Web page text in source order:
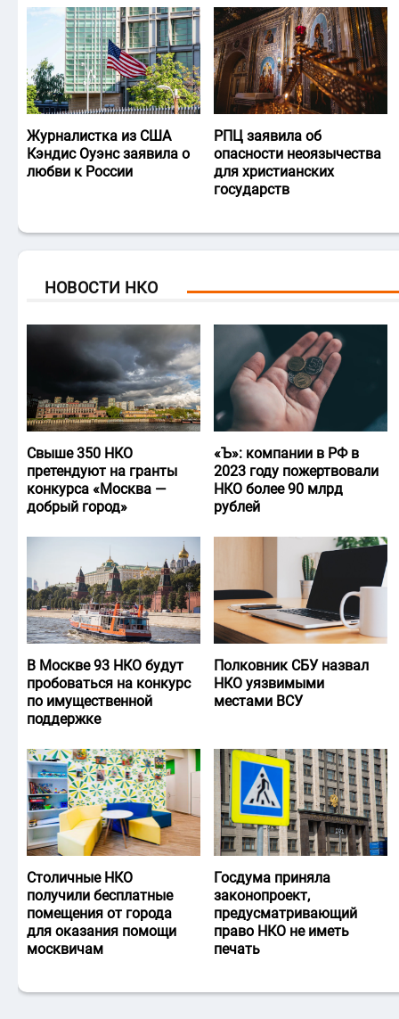
Журналистка из США
Кэндис Оуэнс заявила о
любви к России
РПЦ заявила об
опасности неоязычества
для христианских
государств
НОВОСТИ НКО
Свыше 350 НКО
претендуют на гранты
конкурса «Москва —
добрый город»
«Ъ‎»: компании в РФ в
2023 году пожертвовали
НКО более 90 млрд
рублей
В Москве 93 НКО будут
пробоваться на конкурс
по имущественной
поддержке
Полковник СБУ назвал
НКО уязвимыми
местами ВСУ
Столичные НКО
получили бесплатные
помещения от города
для оказания помощи
москвичам
Госдума приняла
законопроект,
предусматривающий
право НКО не иметь
печать